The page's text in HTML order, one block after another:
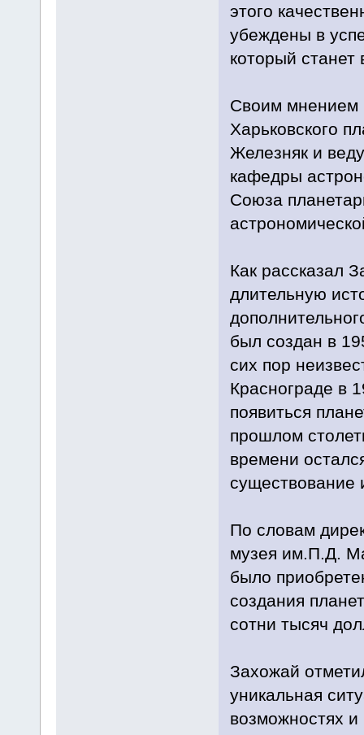
этого
убеждены в
который
Своим мнением
Харьковского
Железняк и
кафедры
Союза
Как рассказал
длительную
был создан в
сих пор
Краснограде в
появиться
прошлом
времени
существование
По словам
музея им.П.Д.
было
создания
сотни тысяч
Захожай
уникальная
возможностях и